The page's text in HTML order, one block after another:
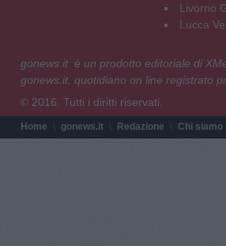
Livorno
Lucca
gonews.it è un prodotto editoriale di
gonews.it, quotidiano on line registrato
© 2016. Tutti i diritti riservati.
Home gonews.it Redazione Chi siamo